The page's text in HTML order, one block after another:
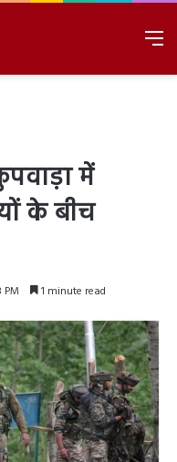
में
के बीच
PM 1 minute read